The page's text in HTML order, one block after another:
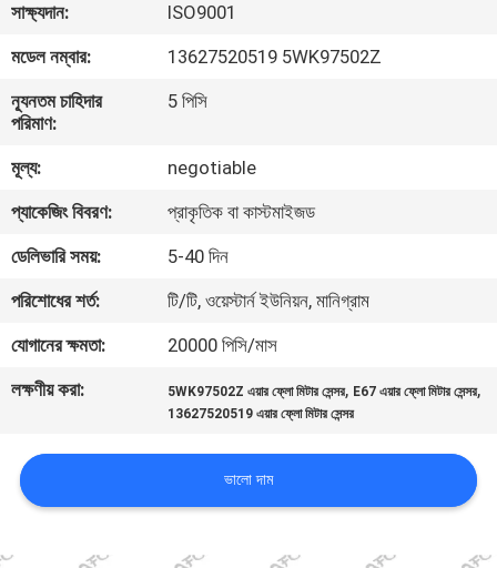
সম্পর্কে
কারখানা
মান
নিয়ন্ত্রণ
সাথে
যোগাযোগ
খবর
সাক্ষ্যদান:
ISO9001
মডেল নম্বার:
13627520519 5WK97502Z
ন্যূনতম চাহিদার
পরিমাণ:
5 পিসি
মূল্য:
negotiable
প্যাকেজিং বিবরণ:
প্রাকৃতিক বা কাস্টমাইজড
ডেলিভারি সময়:
5-40 দিন
পরিশোধের শর্ত:
টি/টি, ওয়েস্টার্ন ইউনিয়ন, মানিগ্রাম
যোগানের ক্ষমতা:
20000 পিসি/মাস
লক্ষণীয় করা:
5WK97502Z এয়ার ফ্লো মিটার সেন্সর, E67 এয়ার ফ্লো মিটার সেন্সর,
13627520519 এয়ার ফ্লো মিটার সেন্সর
ভালো দাম